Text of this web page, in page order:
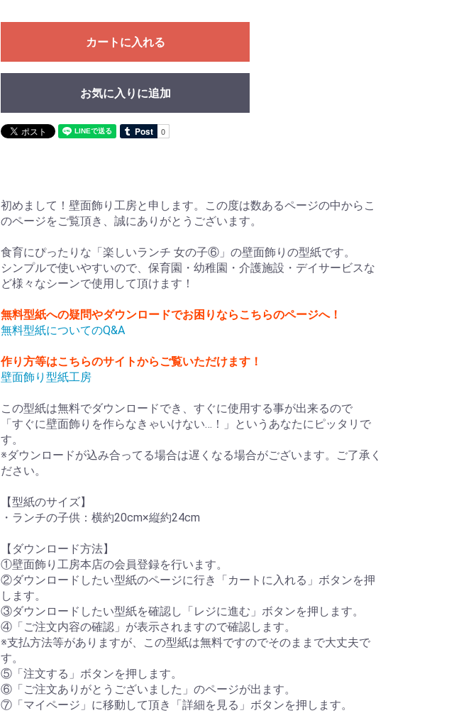
カートに入れる
お気に入りに追加
初めまして！壁面飾り工房と申します。この度は数あるページの中からこ
のページをご覧頂き、誠にありがとうございます。
食育にぴったりな「楽しいランチ 女の子⑥」の壁面飾りの型紙です。
シンプルで使いやすいので、保育園・幼稚園・介護施設・デイサービスな
ど様々なシーンで使用して頂けます！
無料型紙への疑問やダウンロードでお困りならこちらのページへ！
無料型紙についてのQ&A
作り方等はこちらのサイトからご覧いただけます！
壁面飾り型紙工房
この型紙は無料でダウンロードでき、すぐに使用する事が出来るので
「すぐに壁面飾りを作らなきゃいけない…！」というあなたにピッタリで
す。
※ダウンロードが込み合ってる場合は遅くなる場合がございます。ご了承く
ださい。
【型紙のサイズ】
・ランチの子供：横約20cm×縦約24cm
【ダウンロード方法】
①壁面飾り工房本店の会員登録を行います。
②ダウンロードしたい型紙のページに行き「カートに入れる」ボタンを押
します。
③ダウンロードしたい型紙を確認し「レジに進む」ボタンを押します。
④「ご注文内容の確認」が表示されますので確認します。
※支払方法等がありますが、この型紙は無料ですのでそのままで大丈夫で
す。
⑤「注文する」ボタンを押します。
⑥「ご注文ありがとうございました」のページが出ます。
⑦「マイページ」に移動して頂き「詳細を見る」ボタンを押します。